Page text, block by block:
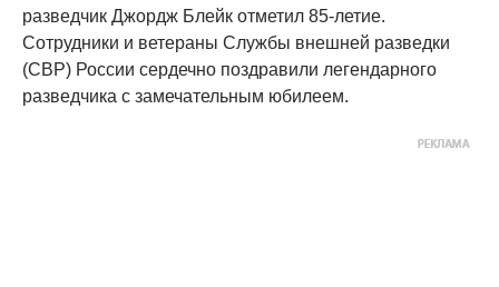
разведчик Джордж Блейк отметил 85-летие.
Сотрудники и ветераны Службы внешней разведки
(СВР) России сердечно поздравили легендарного
разведчика с замечательным юбилеем.